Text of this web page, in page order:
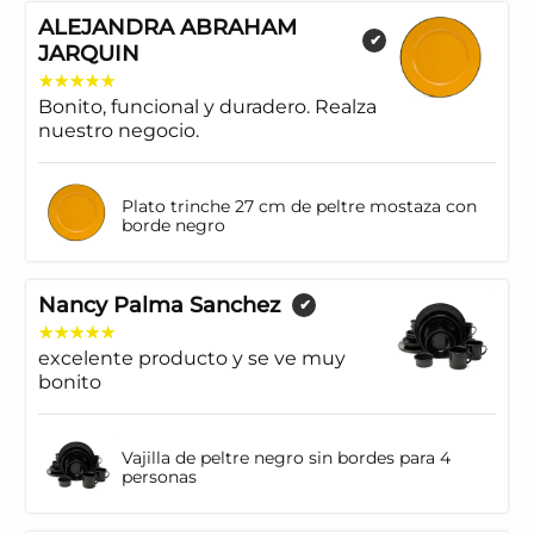
ALEJANDRA ABRAHAM
JARQUIN
✔
Bonito, funcional y duradero. Realza
nuestro negocio.
Plato trinche 27 cm de peltre mostaza con
borde negro
Nancy Palma Sanchez ✔
excelente producto y se ve muy
bonito
Vajilla de peltre negro sin bordes para 4
personas